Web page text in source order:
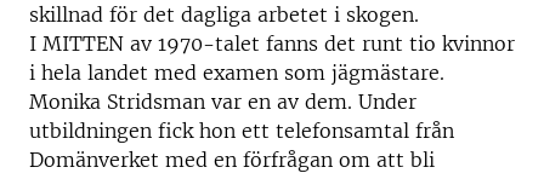
skillnad för det dagliga arbetet i skogen.
I MITTEN av 1970-talet fanns det runt tio kvinnor
i hela landet med examen som jägmästare.
Monika Stridsman var en av dem. Under
utbildningen fick hon ett telefonsamtal från
Domänverket med en förfrågan om att bli